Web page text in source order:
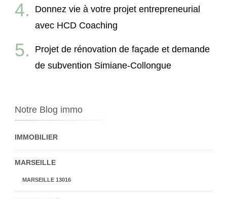
Donnez vie à votre projet entrepreneurial
avec HCD Coaching
Projet de rénovation de façade et demande
de subvention Simiane-Collongue
Notre Blog immo
IMMOBILIER
MARSEILLE
MARSEILLE 13016